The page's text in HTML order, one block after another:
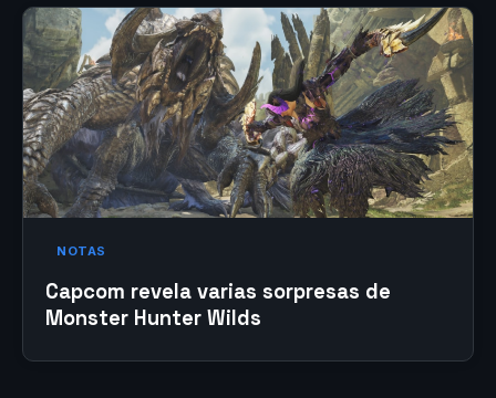
NOTAS
Capcom revela varias sorpresas de
Monster Hunter Wilds